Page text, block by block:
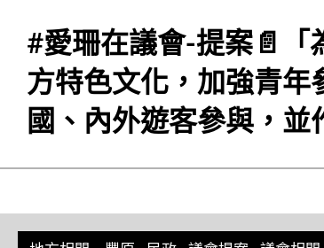
#愛珊在議會-提案📄「
方特色文化，加強青年
國、內外遊客參與，並